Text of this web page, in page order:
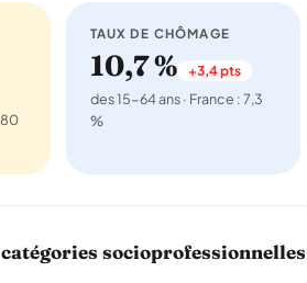
TAUX DE CHÔMAGE
10,7 % +3,4 pts
des 15-64 ans · France : 7,3
%
socioprofessionnelles